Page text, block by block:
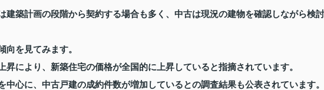
建築計画の段階から契約する場合も多く、中古は現況の建物を確認しながら検討
向を見てみます。
昇により、新築住宅の価格が全国的に上昇していると指摘されています。
中心に、中古戸建の成約件数が増加しているとの調査結果も公表されています。